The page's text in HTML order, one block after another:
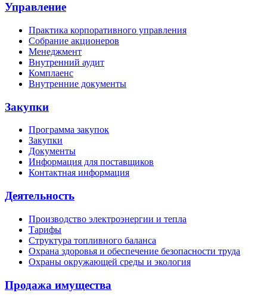
Управление
Практика корпоративного управления
Собрание акционеров
Менеджмент
Внутренний аудит
Комплаенс
Внутренние документы
Закупки
Программа закупок
Закупки
Документы
Информация для поставщиков
Контактная информация
Деятельность
Производство электроэнергии и тепла
Тарифы
Структура топливного баланса
Охрана здоровья и обеспечение безопасности труда
Охраны окружающей среды и экология
Продажа имущества